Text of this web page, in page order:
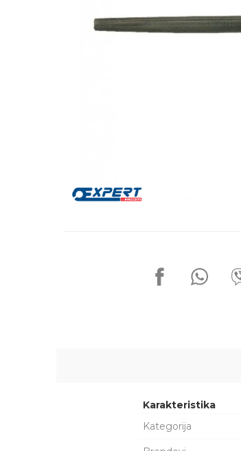
Radnim danom: 08-16h
Subotom: 08-14h
Karakteristika
Kategorija